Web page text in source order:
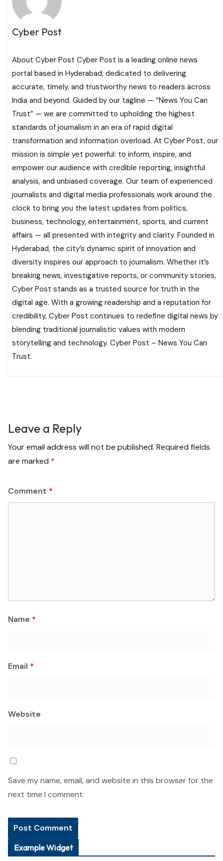
Cyber Post
About Cyber Post Cyber Post is a leading online news
portal based in Hyderabad, dedicated to delivering
accurate, timely, and trustworthy news to readers across
India and beyond. Guided by our tagline — “News You Can
Trust” — we are committed to upholding the highest
standards of journalism in an era of rapid digital
transformation and information overload. At Cyber Post, our
mission is simple yet powerful: to inform, inspire, and
empower our audience with credible reporting, insightful
analysis, and unbiased coverage. Our team of experienced
journalists and digital media professionals work around the
clock to bring you the latest updates from politics,
business, technology, entertainment, sports, and current
affairs — all presented with integrity and clarity. Founded in
Hyderabad, the city’s dynamic spirit of innovation and
diversity inspires our approach to journalism. Whether it’s
breaking news, investigative reports, or community stories,
Cyber Post stands as a trusted source for truth in the
digital age. With a growing readership and a reputation for
credibility, Cyber Post continues to redefine digital news by
blending traditional journalistic values with modern
storytelling and technology. Cyber Post – News You Can
Trust.
Leave a Reply
Your email address will not be published. Required fields
are marked *
Comment *
Name *
Email *
Website
Save my name, email, and website in this browser for the
next time I comment.
Example Widget